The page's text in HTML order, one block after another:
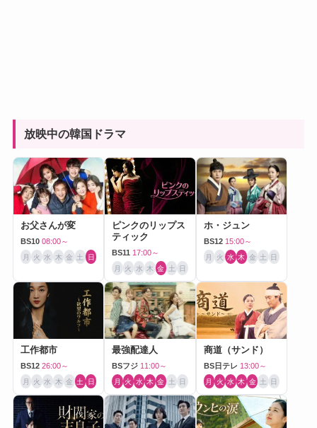
放映中の韓国ドラマ
お父さんが変
BS10 08:00～
月 火 水 木 金 土 日
ピンクのリップス
ティック
BS11 17:00～
月 火 水 木 金 土 日
ホ・ジュン
BS12 15:00～
月 火 水 木 金 土 日
工作都市
BS12 26:00～
月 火 水 木 金 土 日
最強配達人
BSフジ 11:00～
月 火 水 木 金 土 日
商道（サンド）
BS日テレ 13:00～
月 火 水 木 金 土 日